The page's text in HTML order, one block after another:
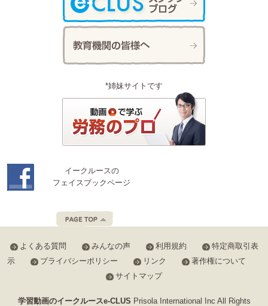
*姉妹サイトです
イークルースの
フェイスブックページ
よくある質問 みんなの声 利用規約
特定商取引表
示
プライバシーポリシー リンク
著作権について
サイトマップ
学習動画のイークルースe-CLUS Prisola International Inc All Rights